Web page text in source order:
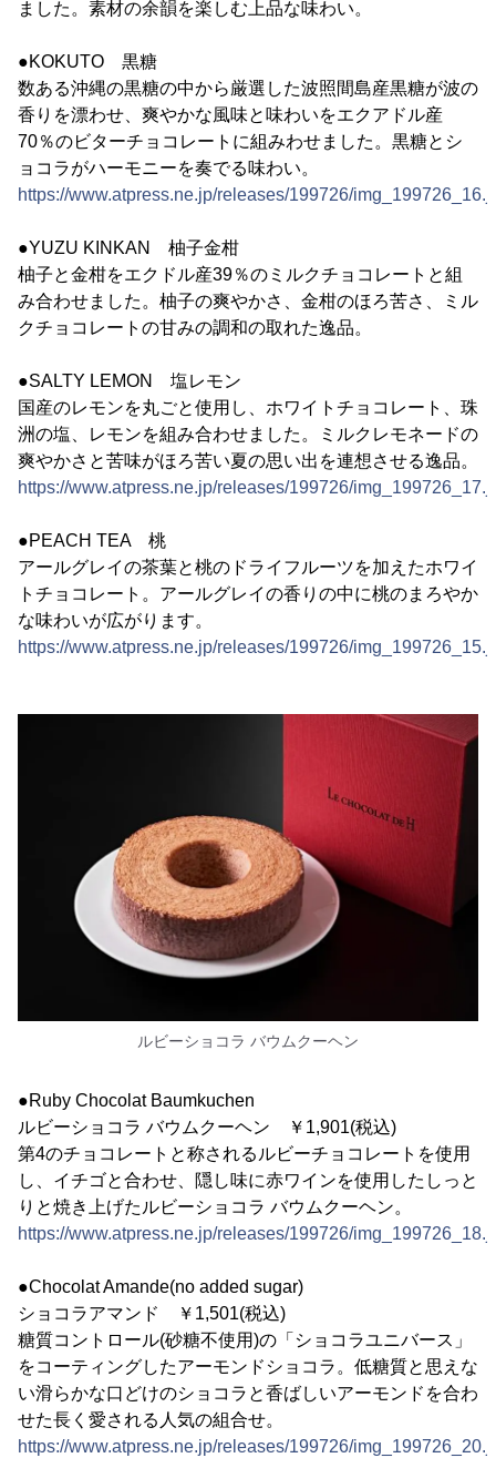
ました。素材の余韻を楽しむ上品な味わい。
●KOKUTO 黒糖
数ある沖縄の黒糖の中から厳選した波照間島産黒糖が波の
香りを漂わせ、爽やかな風味と味わいをエクアドル産
70％のビターチョコレートに組みわせました。黒糖とシ
ョコラがハーモニーを奏でる味わい。
https://www.atpress.ne.jp/releases/199726/
●YUZU KINKAN 柚子金柑
柚子と金柑をエクドル産39％のミルクチョコレートと組
み合わせました。柚子の爽やかさ、金柑のほろ苦さ、ミル
クチョコレートの甘みの調和の取れた逸品。
●SALTY LEMON 塩レモン
国産のレモンを丸ごと使用し、ホワイトチョコレート、珠
洲の塩、レモンを組み合わせました。ミルクレモネードの
爽やかさと苦味がほろ苦い夏の思い出を連想させる逸品。
https://www.atpress.ne.jp/releases/199726/
●PEACH TEA 桃
アールグレイの茶葉と桃のドライフルーツを加えたホワイ
トチョコレート。アールグレイの香りの中に桃のまろやか
な味わいが広がります。
https://www.atpress.ne.jp/releases/199726/
ルビーショコラ バウムクーヘン
●Ruby Chocolat Baumkuchen
ルビーショコラ バウムクーヘン ￥1,901(税込)
第4のチョコレートと称されるルビーチョコレートを使用
し、イチゴと合わせ、隠し味に赤ワインを使用したしっと
りと焼き上げたルビーショコラ バウムクーヘン。
https://www.atpress.ne.jp/releases/199726/
●Chocolat Amande(no added sugar)
ショコラアマンド ￥1,501(税込)
糖質コントロール(砂糖不使用)の「ショコラユニバース」
をコーティングしたアーモンドショコラ。低糖質と思えな
い滑らかな口どけのショコラと香ばしいアーモンドを合わ
せた長く愛される人気の組合せ。
https://www.atpress.ne.jp/releases/199726/